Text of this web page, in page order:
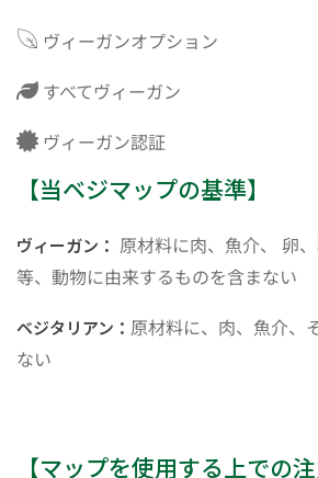
ヴィーガンオプション
すべてヴィーガン
ヴィーガン認証
【当ベジマップの基準】
ヴィーガン： 原材料に肉、魚介、 卵
等、動物に由来するものを含まない
ベジタリアン： 原材料に、肉、魚介、
ない
【マップを使用する上での注